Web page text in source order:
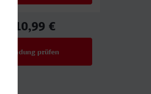
110,99 €
Verbindung prüfen